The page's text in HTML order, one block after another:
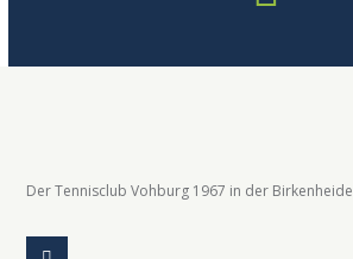
Der Tennisclub Vohburg 1967 in der Birkenheide